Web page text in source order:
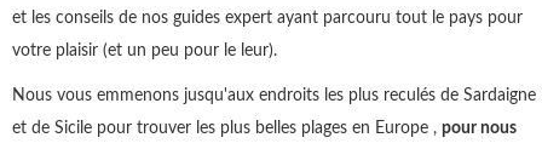
et les conseils de nos guides expert ayant parcouru tout le pays pour
votre plaisir (et un peu pour le leur).
Nous vous emmenons jusqu'aux endroits les plus reculés de Sardaigne
et de Sicile pour trouver les plus belles plages en Europe , pour nous